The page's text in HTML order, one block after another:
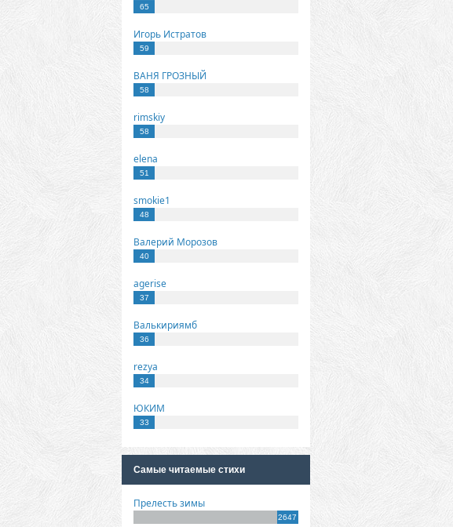
65
Игорь Истратов
59
ВАНЯ ГРОЗНЫЙ
58
rimskiy
58
elena
51
smokie1
48
Валерий Морозов
40
agerise
37
Валькириямб
36
rezya
34
ЮКИМ
33
Самые читаемые стихи
Прелесть зимы
2647